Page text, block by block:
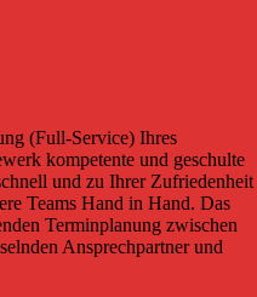
(Full-Service) Ihres
kompetente und geschulte
und zu Ihrer Zufriedenheit
Teams Hand in Hand. Das
Terminplanung zwischen
Ansprechpartner und